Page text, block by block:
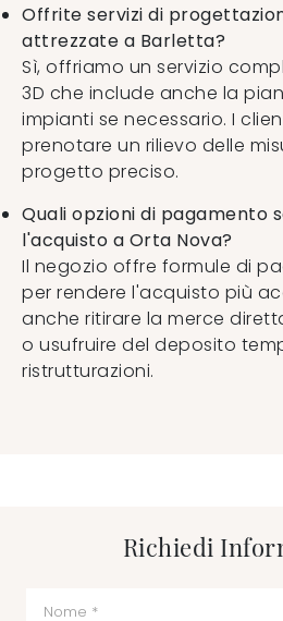
Offrite servizi di
attrezzate a Barletta?
Sì, offriamo un servizio
3D che include anche la
impianti se necessario. I
prenotare un rilievo delle
progetto preciso.
Quali opzioni di pagamento
l'acquisto a Orta Nova?
Il negozio offre formule di
per rendere l'acquisto più
anche ritirare la merce
o usufruire del deposito
ristrutturazioni.
Richiedi